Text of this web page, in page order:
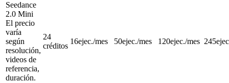
Seedance
2.0 Mini
El precio
varía
según
resolución,
videos de
referencia,
duración.
24
créditos
16ejec./mes 50ejec./mes 120ejec./mes 245